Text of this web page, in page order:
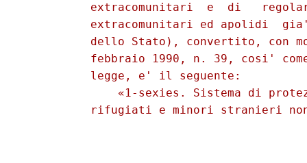
extracomunitari  e  di
extracomunitari ed apolidi
dello Stato), convertito, con
febbraio 1990, n. 39, cosi'
          legge, e' il seguente:
«1-sexies. Sistema di